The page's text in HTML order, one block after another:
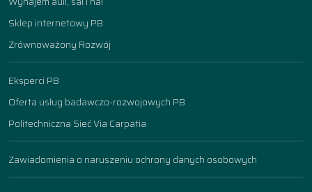
Sklep internetowy PB
Zrównoważony Rozwój
Eksperci PB
Oferta usług badawczo-rozwojowych PB
Politechniczna Sieć Via Carpatia
Zawiadomienia o naruszeniu ochrony danych osobowych